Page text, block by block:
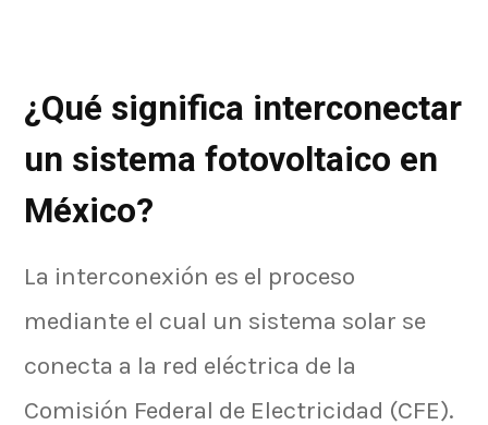
¿Qué significa interconectar
un sistema fotovoltaico en
México?
La interconexión es el proceso
mediante el cual un sistema solar se
conecta a la red eléctrica de la
Comisión Federal de Electricidad (CFE).